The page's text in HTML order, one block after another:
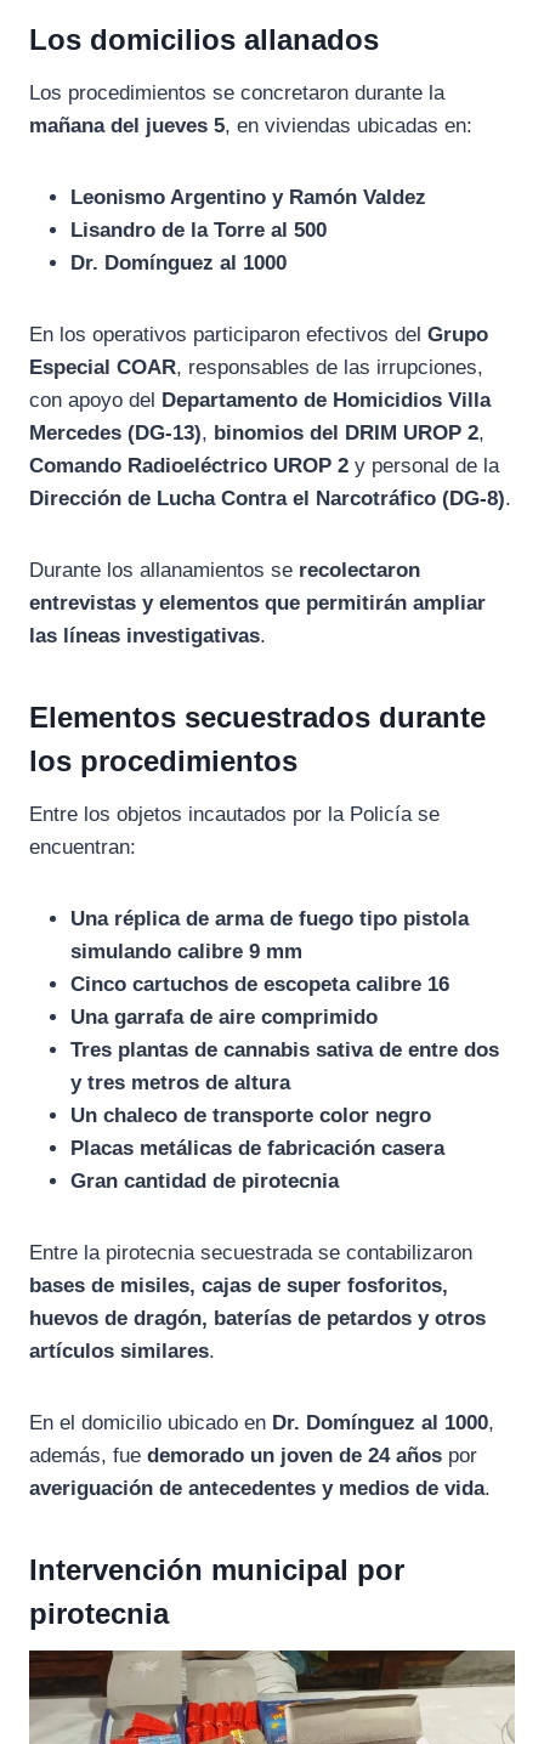
Los domicilios allanados
Los procedimientos se concretaron durante la
mañana del jueves 5, en viviendas ubicadas en:
Leonismo Argentino y Ramón Valdez
Lisandro de la Torre al 500
Dr. Domínguez al 1000
En los operativos participaron efectivos del Grupo
Especial COAR, responsables de las irrupciones,
con apoyo del Departamento de Homicidios Villa
Mercedes (DG-13), binomios del DRIM UROP 2,
Comando Radioeléctrico UROP 2 y personal de la
Dirección de Lucha Contra el Narcotráfico (DG-8).
Durante los allanamientos se recolectaron
entrevistas y elementos que permitirán ampliar
las líneas investigativas.
Elementos secuestrados durante
los procedimientos
Entre los objetos incautados por la Policía se
encuentran:
Una réplica de arma de fuego tipo pistola
simulando calibre 9 mm
Cinco cartuchos de escopeta calibre 16
Una garrafa de aire comprimido
Tres plantas de cannabis sativa de entre dos
y tres metros de altura
Un chaleco de transporte color negro
Placas metálicas de fabricación casera
Gran cantidad de pirotecnia
Entre la pirotecnia secuestrada se contabilizaron
bases de misiles, cajas de super fosforitos,
huevos de dragón, baterías de petardos y otros
artículos similares.
En el domicilio ubicado en Dr. Domínguez al 1000,
además, fue demorado un joven de 24 años por
averiguación de antecedentes y medios de vida.
Intervención municipal por
pirotecnia